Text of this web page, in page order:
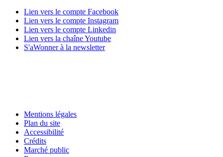
Lien vers le compte Facebook
Lien vers le compte Instagram
Lien vers le compte Linkedin
Lien vers la chaîne Youtube
S'aWonner à la newsletter
Mentions légales
Plan du site
Accessibilité
Crédits
Marché public